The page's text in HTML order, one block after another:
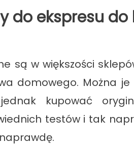
do ekspresu do
są w większości
domowego. Można je
kupować
testów i tak